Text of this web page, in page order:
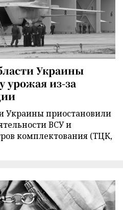
Украины
урожая из-за
Украины приостановили
ВСУ и
комплектования (ТЦК,